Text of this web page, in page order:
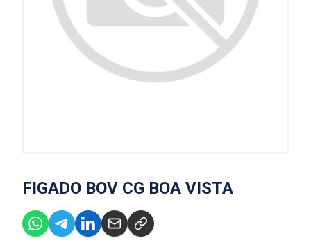
FIGADO BOV CG BOA VISTA